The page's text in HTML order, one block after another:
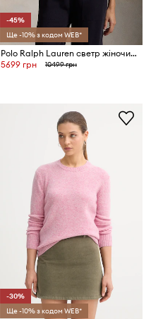
-45%
Ще -10% з кодом WEB*
Polo Ralph Lauren светр жіночий бавовняний
5699 грн
10499 грн
-30%
Ще -10% з кодом WEB*